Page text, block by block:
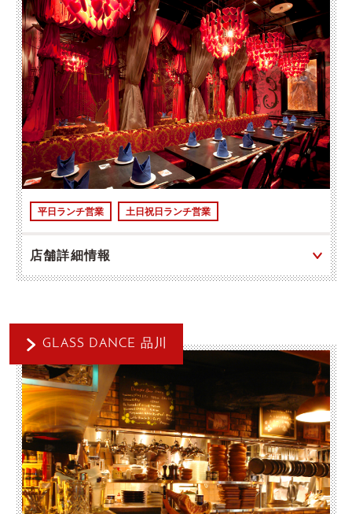
平日ランチ営業 土日祝日ランチ営業
店舗詳細情報
GLASS DANCE 品川